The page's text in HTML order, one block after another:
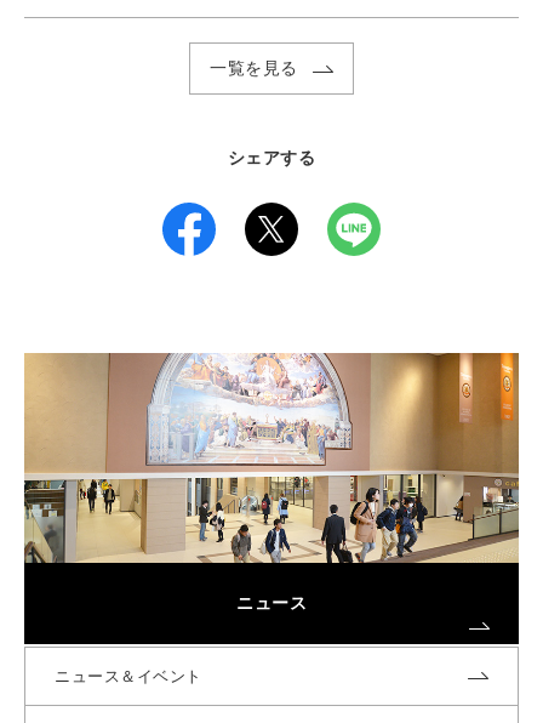
一覧を見る
シェアする
ニュース
ニュース＆イベント